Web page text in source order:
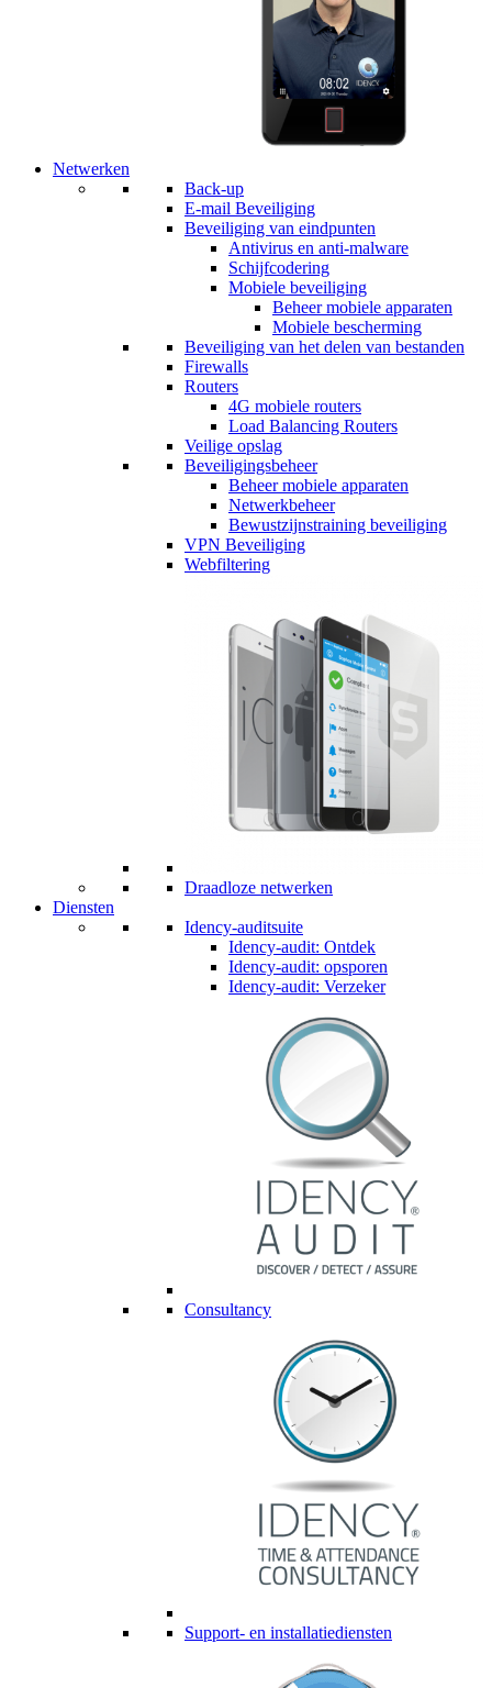
Netwerken
Back-up
E-mail Beveiliging
Beveiliging van eindpunten
Antivirus en anti-malware
Schijfcodering
Mobiele beveiliging
Beheer mobiele apparaten
Mobiele bescherming
Beveiliging van het delen van bestanden
Firewalls
Routers
4G mobiele routers
Load Balancing Routers
Veilige opslag
Beveiligingsbeheer
Beheer mobiele apparaten
Netwerkbeheer
Bewustzijnstraining beveiliging
VPN Beveiliging
Webfiltering
Draadloze netwerken
Diensten
Idency-auditsuite
Idency-audit: Ontdek
Idency-audit: opsporen
Idency-audit: Verzeker
Consultancy
Support- en installatiediensten